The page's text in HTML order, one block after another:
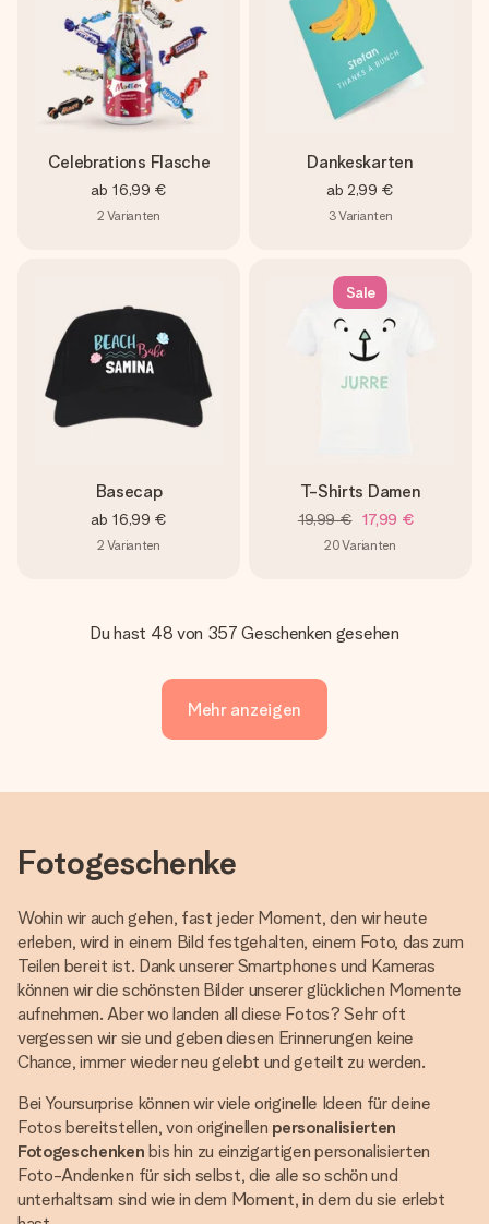
Celebrations Flasche
ab 16,99 €
2 Varianten
Dankeskarten
ab 2,99 €
3Varianten
Basecap
ab 16,99 €
2 Varianten
Sale
T-Shirts Damen
19,99 € 17,99 €
20Varianten
Du hast 48 von 357 Geschenken gesehen
Mehr anzeigen
Fotogeschenke
Wohin wir auch gehen, fast jeder Moment, den wir heute
erleben, wird in einem Bild festgehalten, einem Foto, das zum
Teilen bereit ist. Dank unserer Smartphones und Kameras
können wir die schönsten Bilder unserer glücklichen Momente
aufnehmen. Aber wo landen all diese Fotos? Sehr oft
vergessen wir sie und geben diesen Erinnerungen keine
Chance, immer wieder neu gelebt und geteilt zu werden.
Bei Yoursurprise können wir viele originelle Ideen für deine
Fotos bereitstellen, von originellen personalisierten
Fotogeschenken bis hin zu einzigartigen personalisierten
Foto-Andenken für sich selbst, die alle so schön und
unterhaltsam sind wie in dem Moment, in dem du sie erlebt